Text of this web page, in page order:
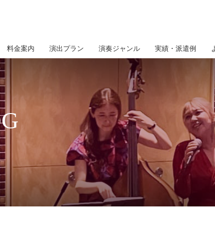
料金案内 演出プラン 演奏ジャンル 実績・派遣例